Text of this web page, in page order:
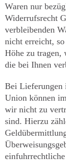
Waren nur
Widerrufsrecht
verbleibenden
nicht erreicht,
Höhe zu tragen,
die bei Ihnen
Bei Lieferungen
Union können
wir nicht zu
sind. Hierzu